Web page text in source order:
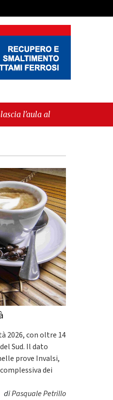
del voto"
2026, con oltre 14
Sud. Il dato
prove Invalsi,
dei
diPasquale Petrillo